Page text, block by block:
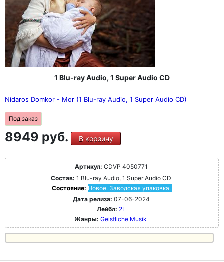
1 Blu-ray Audio, 1 Super Audio CD
Nidaros Domkor - Mor (1 Blu-ray Audio, 1 Super Audio CD)
Под заказ
8949 руб. В корзину
Артикул: CDVP 4050771
Состав: 1 Blu-ray Audio, 1 Super Audio CD
Состояние: Новое. Заводская упаковка.
Дата релиза: 07-06-2024
Лейбл: 2L
Жанры: Geistliche Musik